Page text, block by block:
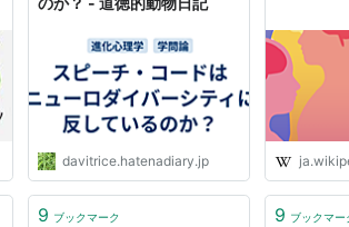
davitrice.hatenadiary.jp
9 ブックマーク 9 ブックマー